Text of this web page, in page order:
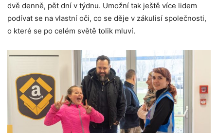
dvě denně, pět dní v týdnu. Umožní tak ještě více lidem
podívat se na vlastní oči, co se děje v zákulisí společnosti,
o které se po celém světě tolik mluví.